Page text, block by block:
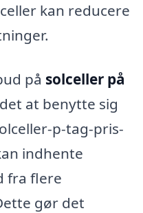
kan reducere
på solceller på
at benytte sig
p-tag-pris-
indhente
fra flere
gør det